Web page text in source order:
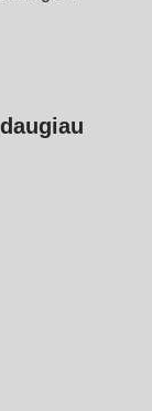
daugiau